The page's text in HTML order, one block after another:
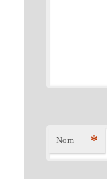
Nom *